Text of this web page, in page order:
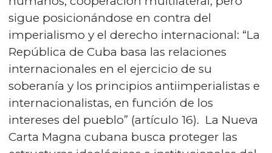
sigue posicionándose en contra del
imperialismo y el derecho internacional: “La
República de Cuba basa las relaciones
internacionales en el ejercicio de su
soberanía y los principios antiimperialistas e
internacionalistas, en función de los
intereses del pueblo” (artículo 16). La Nueva
Carta Magna cubana busca proteger las